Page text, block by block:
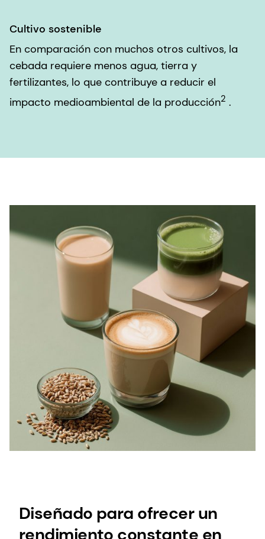
Cultivo sostenible
En comparación con muchos otros cultivos, la
cebada requiere menos agua, tierra y
fertilizantes, lo que contribuye a reducir el
impacto medioambiental de la producción2 .
Diseñado para ofrecer un